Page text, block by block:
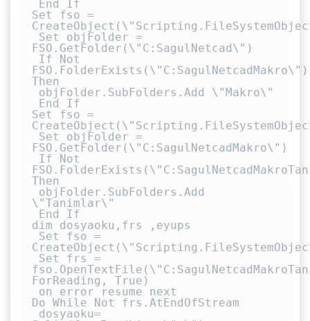
Set fso =
FSO.GetFolder(\"C:SagulNetcad\")
FSO.FolderExists(\"C:SagulNetcadMakro\")
Then
Set fso =
FSO.GetFolder(\"C:SagulNetcadMakro\")
Then
\"Tanimlar\"
dim dosyaoku,frs ,eyups
ForReading, True)
Do While Not frs.AtEndOfStream